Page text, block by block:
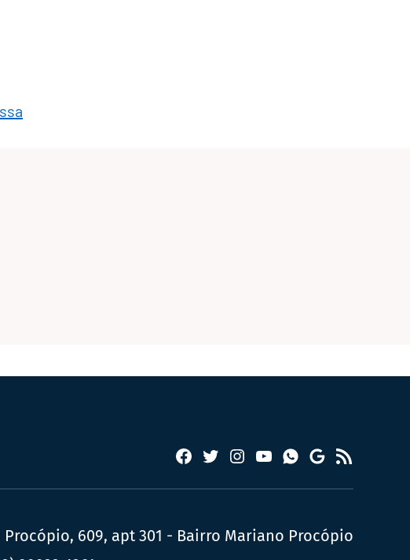
Facebook
TwitterInstagram
YouTubeWhatsapp
Google
News
RSS
Procópio, 609, apt 301 - Bairro Mariano Procópio